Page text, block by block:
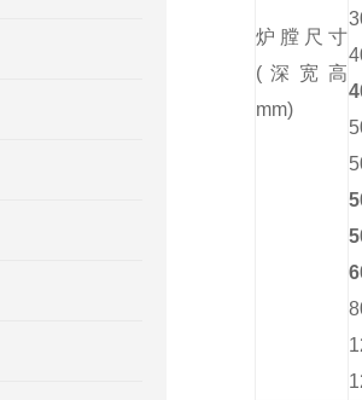
炉膛尺寸
(深宽高
mm)
6